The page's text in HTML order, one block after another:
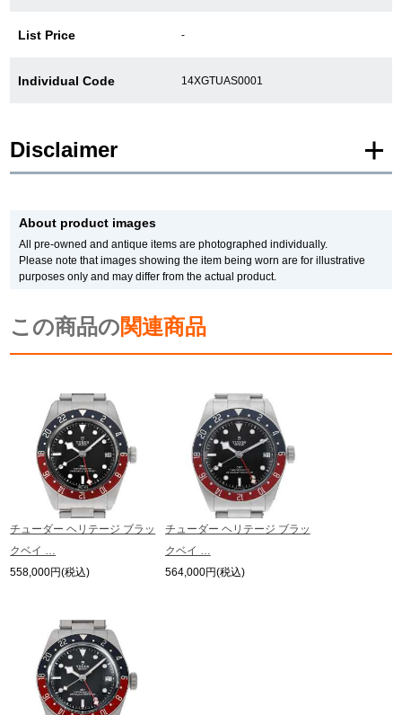
求人情報
店舗情報
新宿店
GINZA RASIN公式ブログ
WEBマガジン 買取ブログ
SNS・動画
For Overseas Customers
English
About product images
All pre-owned and antique items are photographed individually.
Please note that images showing the item being worn are for illustrative
purposes only and may differ from the actual product.
この商品の関連商品
チューダー ヘリテージ ブラッ
クベイ …
558,000円(税込)
チューダー ヘリテージ ブラッ
クベイ …
564,000円(税込)
List Price -
Individual Code 14XGTUAS0001
Disclaimer
Please note that there are individual differences in the presence or absence of
manufacturer protective seals.
In addition, there may be minor changes made by the manufacturer, but please
note that we will sell it with the specifications of the stock product.
In addition, Used and antique items are photographed of the actual product.
monitor settings.
edition numbers on the web.
*As we also sell our products in-store, there may be a time difference between
ordering on the website and processing in-store, and the item may be SOLD
Please be aware of this.
Also, if you would like to purchase in person, please contact us by phone or
email in advance to check stock availability.
* In the case of antique or used products, alternative parts may be used for the
exterior and internal machinery.
*The listed price is the price at the time of arrival.